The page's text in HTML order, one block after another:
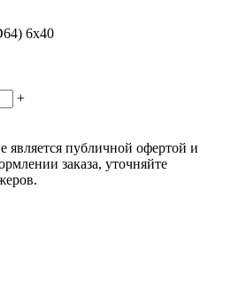
6х40
+
является публичной офертой и
заказа, уточняйте